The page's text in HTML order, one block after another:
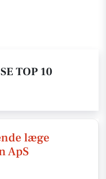
TOP 10
læge
ApS